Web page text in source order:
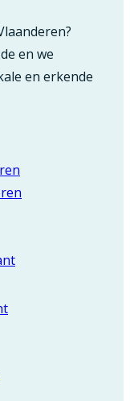
en we
en erkende